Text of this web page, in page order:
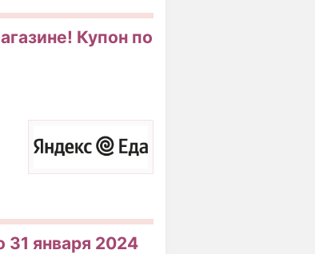
Купон по
31 января 2024